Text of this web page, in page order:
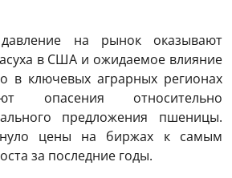
на рынок оказывают
в США и ожидаемое влияние
в ключевых аграрных регионах
опасения относительно
предложения пшеницы.
цены на биржах к самым
за последние годы.